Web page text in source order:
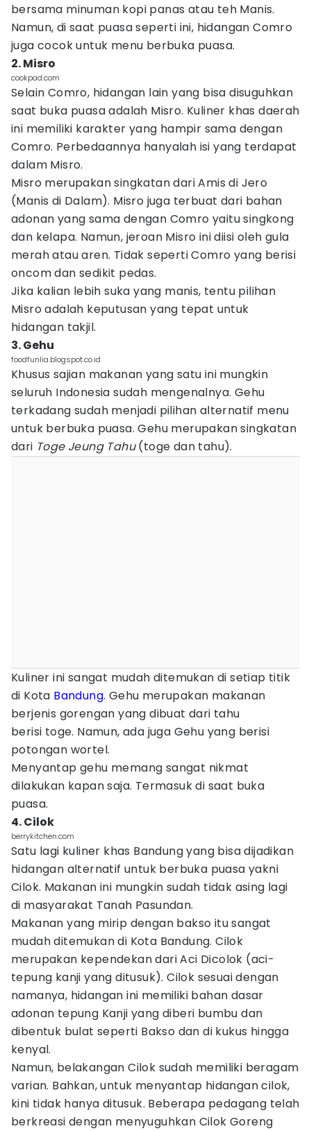
bersama minuman kopi panas atau teh Manis.
Namun, di saat puasa seperti ini, hidangan Comro
juga cocok untuk menu berbuka puasa.
2. Misro
cookpad.com
Selain Comro, hidangan lain yang bisa disuguhkan
saat buka puasa adalah Misro. Kuliner khas daerah
ini memiliki karakter yang hampir sama dengan
Comro. Perbedaannya hanyalah isi yang terdapat
dalam Misro.
Misro merupakan singkatan dari Amis di Jero
(Manis di Dalam). Misro juga terbuat dari bahan
adonan yang sama dengan Comro yaitu singkong
dan kelapa. Namun, jeroan Misro ini diisi oleh gula
merah atau aren. Tidak seperti Comro yang berisi
oncom dan sedikit pedas.
Jika kalian lebih suka yang manis, tentu pilihan
Misro adalah keputusan yang tepat untuk
hidangan takjil.
3. Gehu
foodfunlia.blogspot.co.id
Khusus sajian makanan yang satu ini mungkin
seluruh Indonesia sudah mengenalnya. Gehu
terkadang sudah menjadi pilihan alternatif menu
untuk berbuka puasa. Gehu merupakan singkatan
dari Toge Jeung Tahu(toge dan tahu).
Kuliner ini sangat mudah ditemukan di setiap titik
di Kota Bandung. Gehu merupakan makanan
berjenis gorengan yang dibuat dari tahu
berisi toge. Namun, ada juga Gehu yang berisi
potongan wortel.
Menyantap gehu memang sangat nikmat
dilakukan kapan saja. Termasuk di saat buka
puasa.
4. Cilok
berrykitchen.com
Satu lagi kuliner khas Bandung yang bisa dijadikan
hidangan alternatif untuk berbuka puasa yakni
Cilok. Makanan ini mungkin sudah tidak asing lagi
di masyarakat Tanah Pasundan.
Makanan yang mirip dengan bakso itu sangat
mudah ditemukan di Kota Bandung. Cilok
merupakan kependekan dari Aci Dicolok (aci-
tepung kanji yang ditusuk). Cilok sesuai dengan
namanya, hidangan ini memiliki bahan dasar
adonan tepung Kanji yang diberi bumbu dan
dibentuk bulat seperti Bakso dan di kukus hingga
kenyal.
Namun, belakangan Cilok sudah memiliki beragam
varian. Bahkan, untuk menyantap hidangan cilok,
kini tidak hanya ditusuk. Beberapa pedagang telah
berkreasi dengan menyuguhkan Cilok Goreng